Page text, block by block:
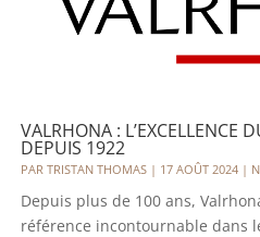
VALRHONA : L’EXCELLENCE
DEPUIS 1922
PAR TRISTAN THOMAS | 17 AOÛT 2024 |
Depuis plus de 100 ans,
référence incontournable dans